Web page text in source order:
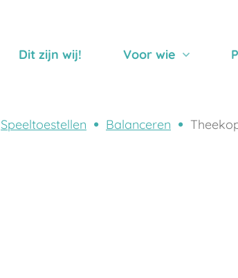
Dit zijn wij! Voor wie
Speeltoestellen Balanceren